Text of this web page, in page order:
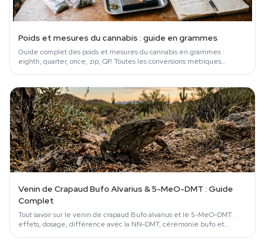
Poids et mesures du cannabis : guide en grammes
Guide complet des poids et mesures du cannabis en grammes :
eighth, quarter, once, zip, QP. Toutes les conversions métriques
Venin de Crapaud Bufo Alvarius & 5-MeO-DMT : Guide
Complet
Tout savoir sur le venin de crapaud Bufo alvarius et le 5-MeO-DMT :
effets, dosage, différence avec la NN-DMT, cérémonie bufo et